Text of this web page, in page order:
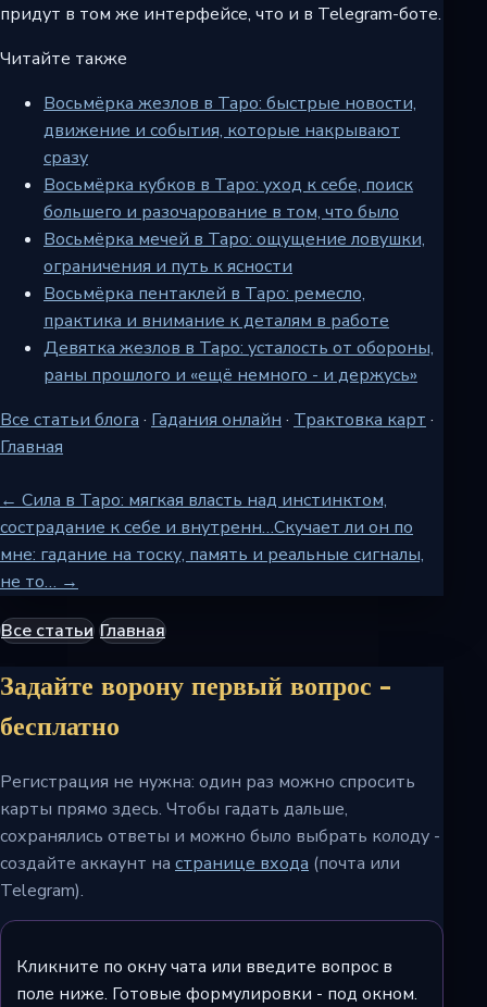
придут в том же интерфейсе, что и в Telegram-боте.
Читайте также
Восьмёрка жезлов в Таро: быстрые новости,
движение и события, которые накрывают
сразу
Восьмёрка кубков в Таро: уход к себе, поиск
большего и разочарование в том, что было
Восьмёрка мечей в Таро: ощущение ловушки,
ограничения и путь к ясности
Восьмёрка пентаклей в Таро: ремесло,
практика и внимание к деталям в работе
Девятка жезлов в Таро: усталость от обороны,
раны прошлого и «ещё немного - и держусь»
Все статьи блога · Гадания онлайн · Трактовка карт ·
Главная
← Сила в Таро: мягкая власть над инстинктом,
сострадание к себе и внутренн…Скучает ли он по
мне: гадание на тоску, память и реальные сигналы,
не то… →
Все статьи Главная
Задайте ворону первый вопрос -
бесплатно
Регистрация не нужна: один раз можно спросить
карты прямо здесь. Чтобы гадать дальше,
сохранялись ответы и можно было выбрать колоду -
создайте аккаунт на странице входа (почта или
Telegram).
Кликните по окну чата или введите вопрос в
поле ниже. Готовые формулировки - под окном.